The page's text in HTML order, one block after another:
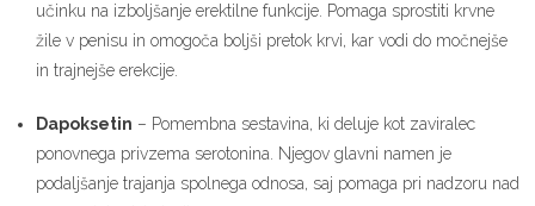
učinku na izboljšanje erektilne funkcije. Pomaga sprostiti krvne
žile v penisu in omogoča boljši pretok krvi, kar vodi do močnejše
in trajnejše erekcije.
Dapoksetin – Pomembna sestavina, ki deluje kot zaviralec
ponovnega privzema serotonina. Njegov glavni namen je
podaljšanje trajanja spolnega odnosa, saj pomaga pri nadzoru nad